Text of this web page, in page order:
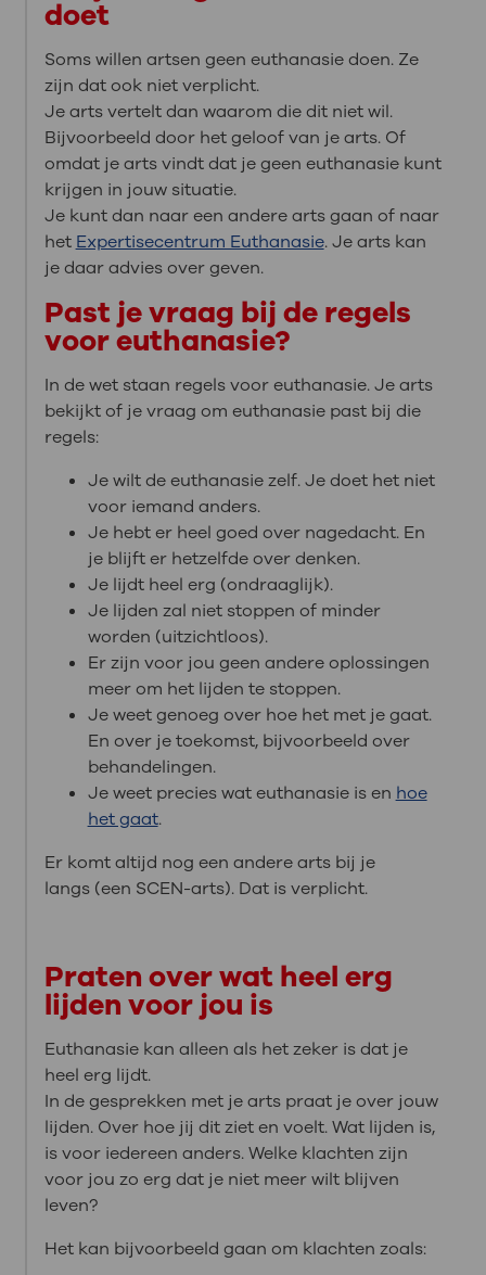
doet
Soms willen artsen geen euthanasie doen. Ze
zijn dat ook niet verplicht.
Je arts vertelt dan waarom die dit niet wil.
Bijvoorbeeld door het geloof van je arts. Of
omdat je arts vindt dat je geen euthanasie kunt
krijgen in jouw situatie.
Je kunt dan naar een andere arts gaan of naar
het Expertisecentrum Euthanasie. Je arts kan
je daar advies over geven.
Past je vraag bij de regels
voor euthanasie?
In de wet staan regels voor euthanasie. Je arts
bekijkt of je vraag om euthanasie past bij die
regels:
Je wilt de euthanasie zelf. Je doet het niet
voor iemand anders.
Je hebt er heel goed over nagedacht. En
je blijft er hetzelfde over denken.
Je lijdt heel erg (ondraaglijk).
Je lijden zal niet stoppen of minder
worden (uitzichtloos).
Er zijn voor jou geen andere oplossingen
meer om het lijden te stoppen.
Je weet genoeg over hoe het met je gaat.
En over je toekomst, bijvoorbeeld over
behandelingen.
Je weet precies wat euthanasie is en hoe
het gaat.
Er komt altijd nog een andere arts bij je
langs (een SCEN-arts). Dat is verplicht.
Praten over wat heel erg
lijden voor jou is
Euthanasie kan alleen als het zeker is dat je
heel erg lijdt.
In de gesprekken met je arts praat je over jouw
lijden. Over hoe jij dit ziet en voelt. Wat lijden is,
is voor iedereen anders. Welke klachten zijn
voor jou zo erg dat je niet meer wilt blijven
leven?
Het kan bijvoorbeeld gaan om klachten zoals: